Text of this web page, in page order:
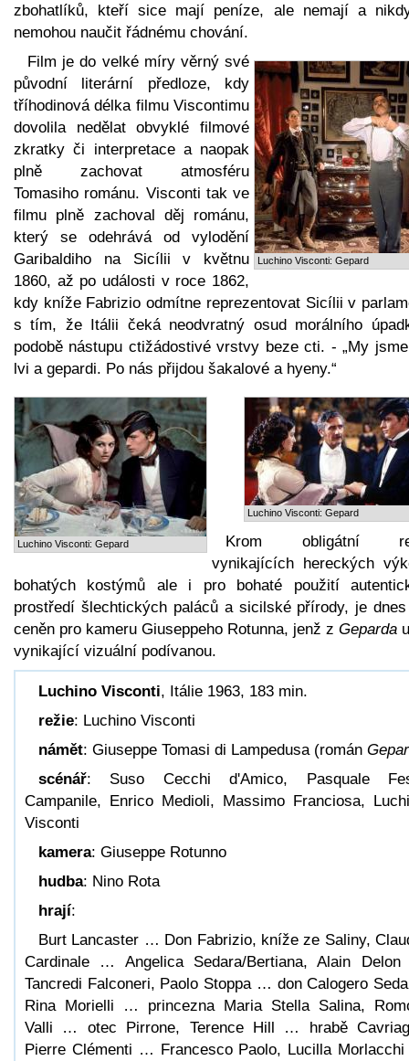
zbohatlíků, kteří sice mají peníze, ale nemají a
nemohou naučit řádnému chování.
Luchino Visconti: Gepard
Film je do velké míry věrný své
původní literární předloze, kdy
tříhodinová délka filmu Viscontimu
dovolila nedělat obvyklé filmové
zkratky či interpretace a naopak
plně zachovat atmosféru
Tomasiho románu. Visconti tak ve
filmu plně zachoval děj románu,
který se odehrává od vylodění
Garibaldiho na Sicílii v květnu
1860, až po události v roce 1862,
kdy kníže Fabrizio odmítne reprezentovat Sicílii v
s tím, že Itálii čeká neodvratný osud morálního
podobě nástupu ctižádostivé vrstvy beze cti. - „My
lvi a gepardi. Po nás přijdou šakalové a hyeny.“
Luchino Visconti: Gepard
Luchino Visconti: Gepard
Krom obligátní
vynikajících hereckých
bohatých kostýmů ale i pro bohaté použití
prostředí šlechtických paláců a sicilské přírody, je
ceněn pro kameru Giuseppeho Rotunna, jenž z Geparda
vynikající vizuální podívanou.
Luchino Visconti, Itálie 1963, 183 min.
režie: Luchino Visconti
námět: Giuseppe Tomasi di Lampedusa (román
scénář: Suso Cecchi d'Amico, Pasquale
Campanile, Enrico Medioli, Massimo Franciosa,
Visconti
kamera: Giuseppe Rotunno
hudba: Nino Rota
hrají:
Burt Lancaster … Don Fabrizio, kníže ze Saliny,
Cardinale … Angelica Sedara/Bertiana, Alain
Tancredi Falconeri, Paolo Stoppa … don Calogero
Rina Morielli … princezna Maria Stella Salina,
Valli … otec Pirrone, Terence Hill … hrabě
Pierre Clémenti … Francesco Paolo, Lucilla